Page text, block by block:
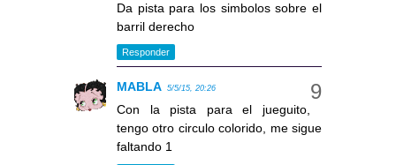
Da pista para los simbolos sobre el
barril derecho
Responder
MABLA 5/5/15, 20:26
Con la pista para el jueguito,
tengo otro circulo colorido, me sigue
faltando 1